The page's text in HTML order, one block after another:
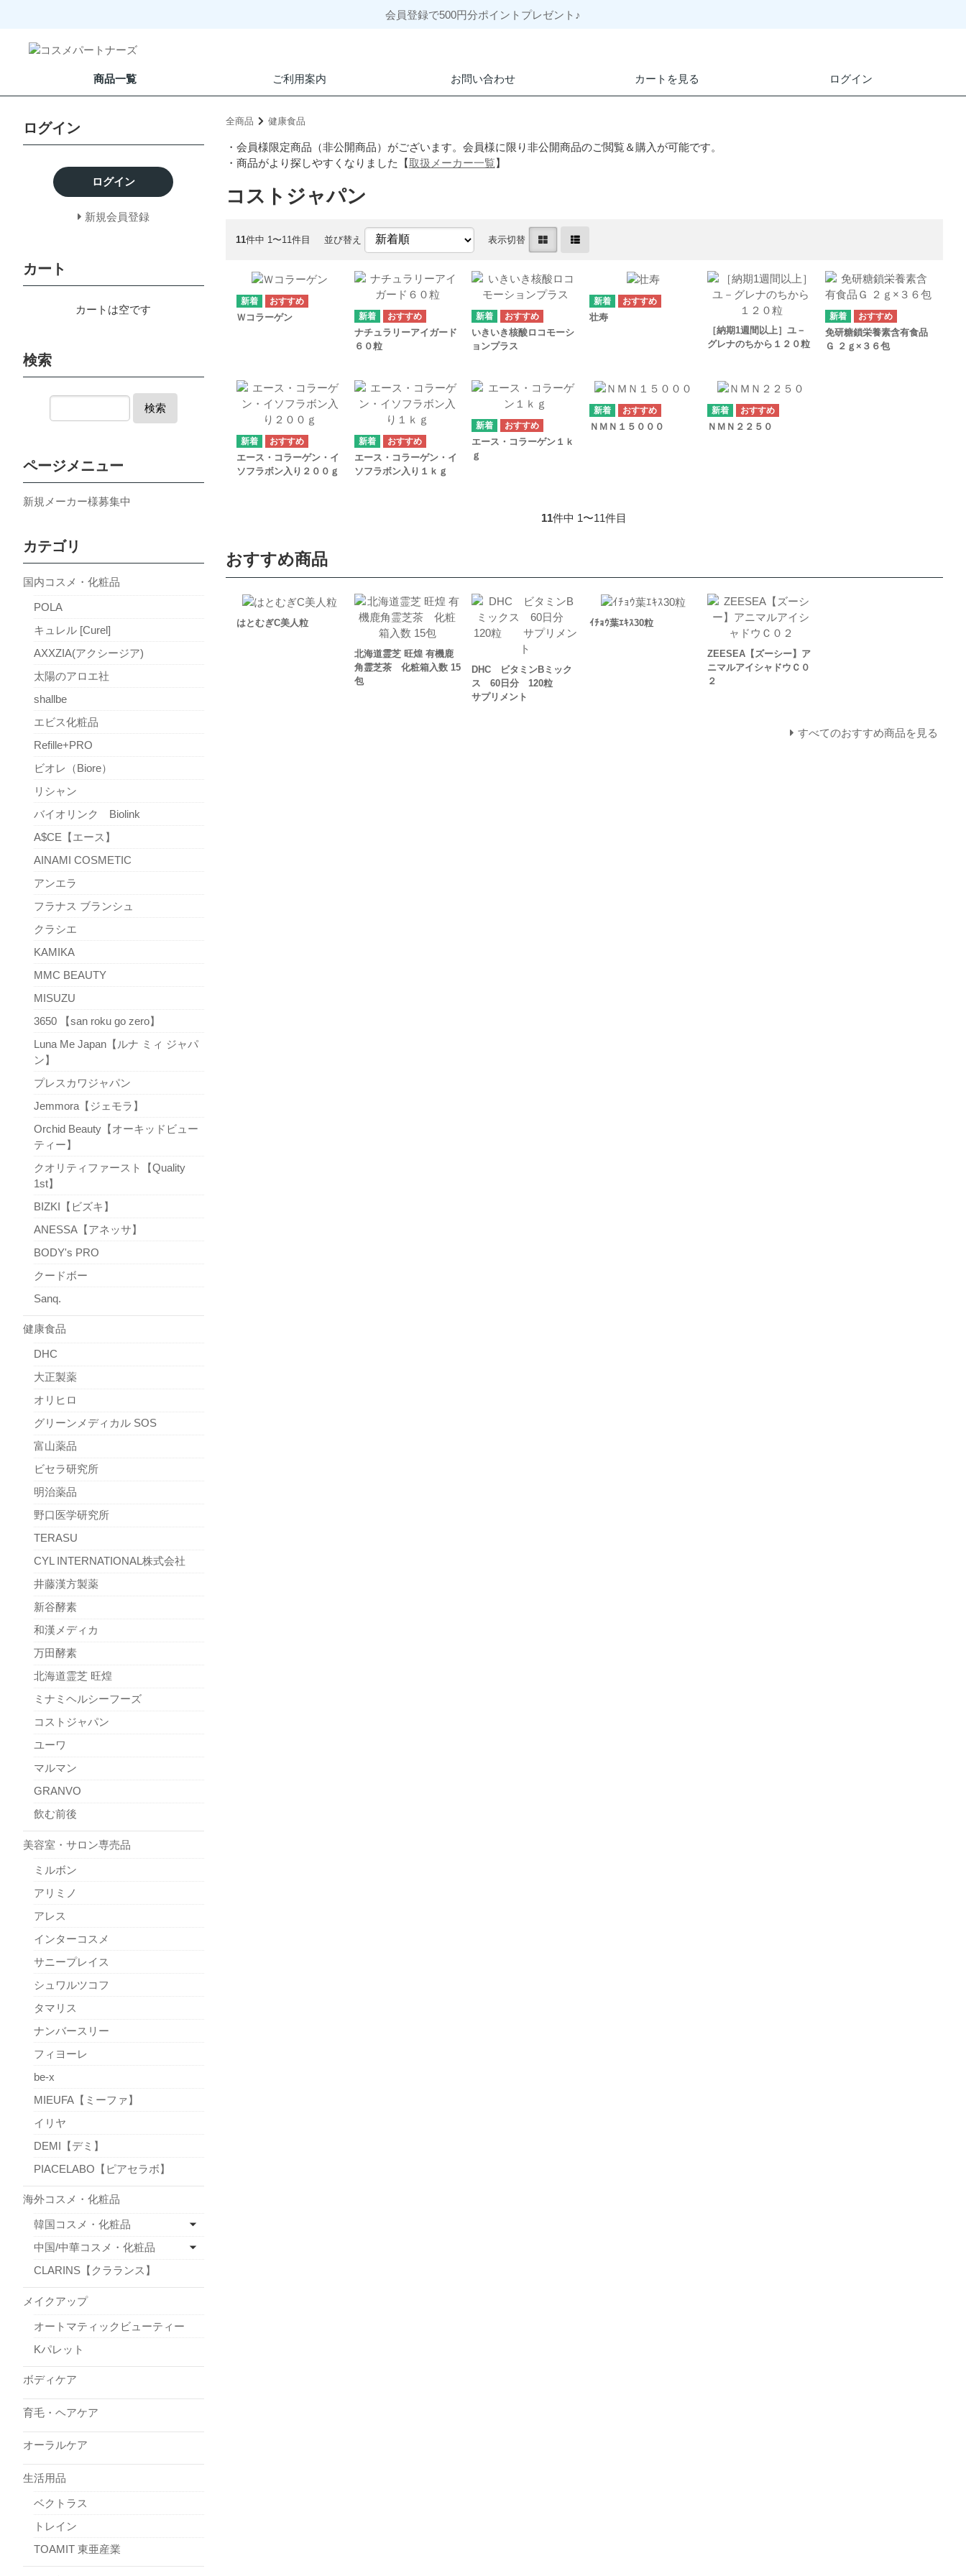
会員登録で500円分ポイントプレゼント♪
商品一覧 ご利用案内 お問い合わせ カートを見る ログイン
全商品 健康食品
・会員様限定商品（非公開商品）がございます。会員様に限り非公開商品のご閲覧＆購入が可能です。
・商品がより探しやすくなりました【取扱メーカー一覧】
コストジャパン
11件中 1〜11件目 並び替え 表示切替
Ｗコラーゲン
ナチュラリーアイガード
６０粒
いきいき核酸ロコモーシ
ョンプラス
壮寿
［納期1週間以上］ユ－
グレナのちから１２０粒
免研糖鎖栄養素含有食品
Ｇ ２ｇ×３６包
エース・コラーゲン・イ
ソフラボン入り２００ｇ
エース・コラーゲン・イ
ソフラボン入り１ｋｇ
エース・コラーゲン１ｋ
ｇ
ＮＭＮ１５０００ ＮＭＮ２２５０
11件中 1〜11件目
おすすめ商品
はとむぎC美人粒
北海道霊芝 旺煌 有機鹿
角霊芝茶 化粧箱入数 15
包
DHC ビタミンBミック
ス 60日分 120粒
サプリメント
ｲﾁｮｳ葉ｴｷｽ30粒
ZEESEA【ズーシー】ア
ニマルアイシャドウＣ０
２
すべてのおすすめ商品を見る
ログイン
ログイン
新規会員登録
カート
カートは空です
検索
検索
ページメニュー
新規メーカー様募集中
カテゴリ
国内コスメ・化粧品
POLA
キュレル [Curel]
AXXZIA(アクシージア)
太陽のアロエ社
shallbe
エビス化粧品
Refille+PRO
ビオレ（Biore）
リシャン
バイオリンク Biolink
A$CE【エース】
AINAMI COSMETIC
アンエラ
フラナス ブランシュ
クラシエ
KAMIKA
MMC BEAUTY
MISUZU
3650 【san roku go zero】
Luna Me Japan【ルナ ミィ ジャパ
ン】
プレスカワジャパン
Jemmora【ジェモラ】
Orchid Beauty【オーキッドビュー
ティー】
クオリティファースト【Quality
1st】
BIZKI【ビズキ】
ANESSA【アネッサ】
BODY's PRO
クードボー
Sanq.
健康食品
DHC
大正製薬
オリヒロ
グリーンメディカル SOS
富山薬品
ビセラ研究所
明治薬品
野口医学研究所
TERASU
CYL INTERNATIONAL株式会社
井藤漢方製薬
新谷酵素
和漢メディカ
万田酵素
北海道霊芝 旺煌
ミナミヘルシーフーズ
コストジャパン
ユーワ
マルマン
GRANVO
飲む前後
美容室・サロン専売品
ミルボン
アリミノ
アレス
インターコスメ
サニープレイス
シュワルツコフ
タマリス
ナンバースリー
フィヨーレ
be-x
MIEUFA【ミーファ】
イリヤ
DEMI【デミ】
PIACELABO【ピアセラボ】
海外コスメ・化粧品
韓国コスメ・化粧品
中国/中華コスメ・化粧品
CLARINS【クラランス】
メイクアップ
オートマティックビューティー
Kパレット
ボディケア
育毛・ヘアケア
オーラルケア
生活用品
ベクトラス
トレイン
TOAMIT 東亜産業